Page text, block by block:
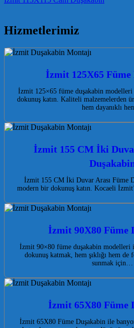
Hizmetlerimiz
İzmit 125X65 Füme
İzmit 125×65 füme duşakabin
dokunuş katın. Kaliteli malzemelerden
hem dayanıklı
İzmit 155 CM İki
İzmit 155 CM İki Duvar Arası Füme
modern bir dokunuş katın. Kocaeli
İzmit 90X80 Füme
İzmit 90×80 füme duşakabin modelleri
dokunuş katmak, hem şıklığı hem
sunmak için…
İzmit 65X80 Füme
İzmit 65X80 Füme Duşakabin ile